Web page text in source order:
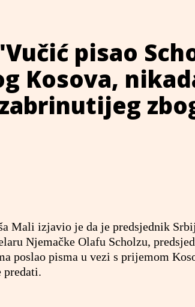
pisao
Kosova,
Mali izjavio je da je predsjednik
Njemačke Olafu Scholzu,
poslao pisma u vezi s prijemom
predati.